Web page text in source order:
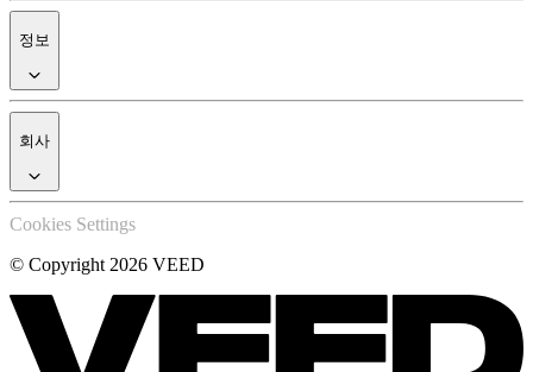
정보
회사
Cookies Settings
© Copyright 2026 VEED